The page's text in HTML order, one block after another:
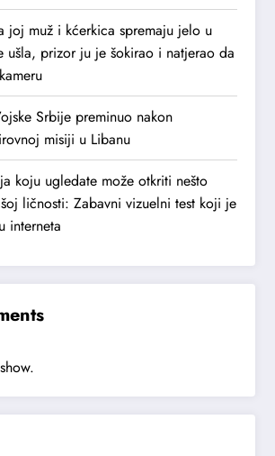
joj muž i kćerkica spremaju jelo u
ušla, prizor ju je šokirao i natjerao da
Srbije preminuo nakon
misiji u Libanu
koju ugledate može otkriti nešto
ličnosti: Zabavni vizuelni test koji je
interneta